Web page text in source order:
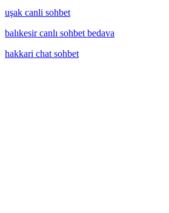
uşak canli sohbet
balıkesir canlı sohbet bedava
hakkari chat sohbet